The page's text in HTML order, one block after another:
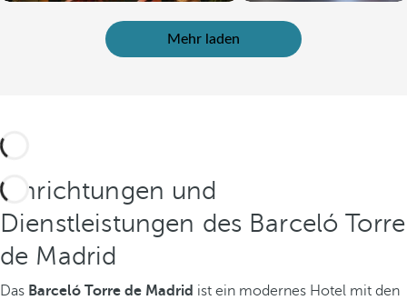
Mehr laden
Einrichtungen und
Dienstleistungen des Barceló Torre
de Madrid
Das Barceló Torre de Madrid ist ein modernes Hotel mit den